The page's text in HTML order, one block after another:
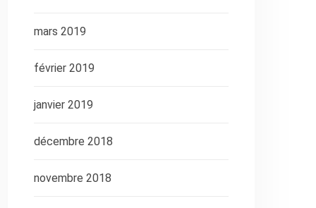
mars 2019
février 2019
janvier 2019
décembre 2018
novembre 2018